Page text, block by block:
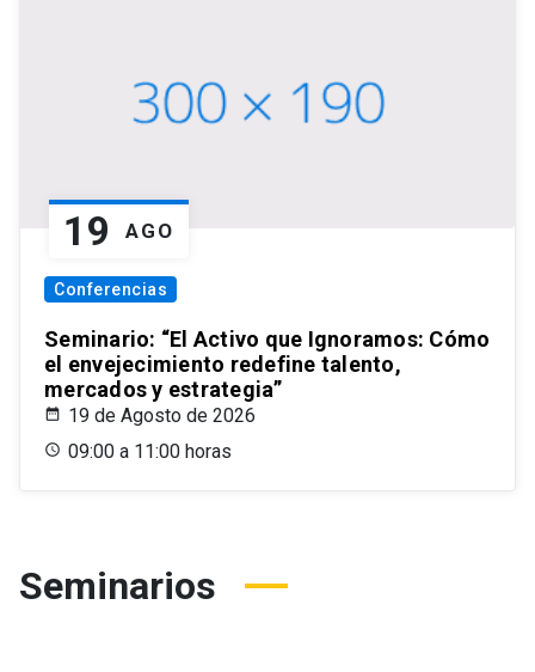
19 AGO
Conferencias
Seminario: “El Activo que Ignoramos: Cómo
el envejecimiento redefine talento,
mercados y estrategia”
19 de Agosto de 2026
09:00 a 11:00 horas
Seminarios